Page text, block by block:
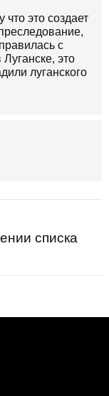
это создает
с
это
луганского
списка